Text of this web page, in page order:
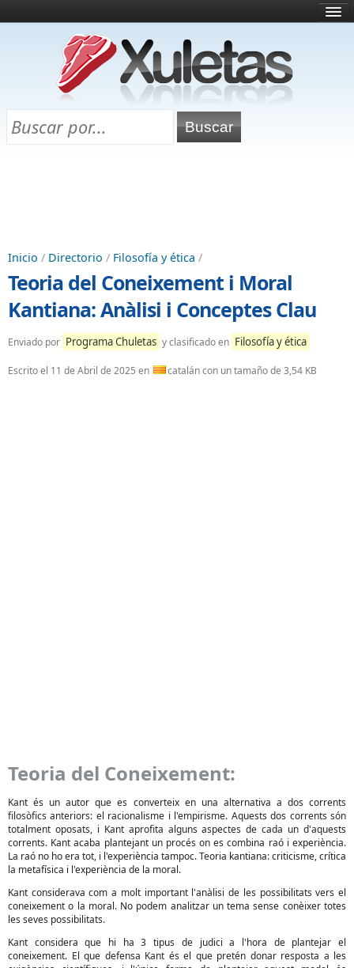
¿Qué es esto?
Directorio
Chuletas para exámenes
Inicio / Directorio / Filosofía y ética /
Teoria del Coneixement i Moral
Kantiana: Anàlisi i Conceptes Clau
Enviado por Programa Chuletas y clasificado en Filosofía y ética
Escrito el 11 de Abril de 2025 en catalán con un tamaño de 3,54 KB
Teoria del Coneixement:
Kant és un autor que es converteix en una alternativa a dos corrents
filosòfics anteriors: el racionalisme i l'empirisme. Aquests dos corrents són
totalment oposats, i Kant aprofita alguns aspectes de cada un d'aquests
corrents. Kant acaba plantejant un procés on es combina raó i experiència.
La raó no ho era tot, i l'experiència tampoc. Teoria kantiana: criticisme, crítica
la metafísica i l'experiència de la moral.
Kant considerava com a molt important l'anàlisi de les possibilitats vers el
coneixement o la moral. No podem analitzar un tema sense conèixer totes
les seves possibilitats.
Kant considera que hi ha 3 tipus de judici a l'hora de plantejar el
coneixement. El que defensa Kant és el que pretén donar resposta a les